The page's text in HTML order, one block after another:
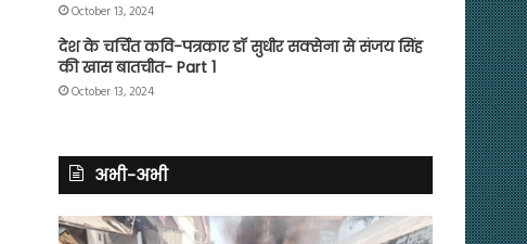
October 13, 2024
देश के चर्चित कवि-पत्रकार डॉ सुधीर सक्सेना से संजय सिंह
की खास बातचीत- Part 1
October 13, 2024
अभी-अभी